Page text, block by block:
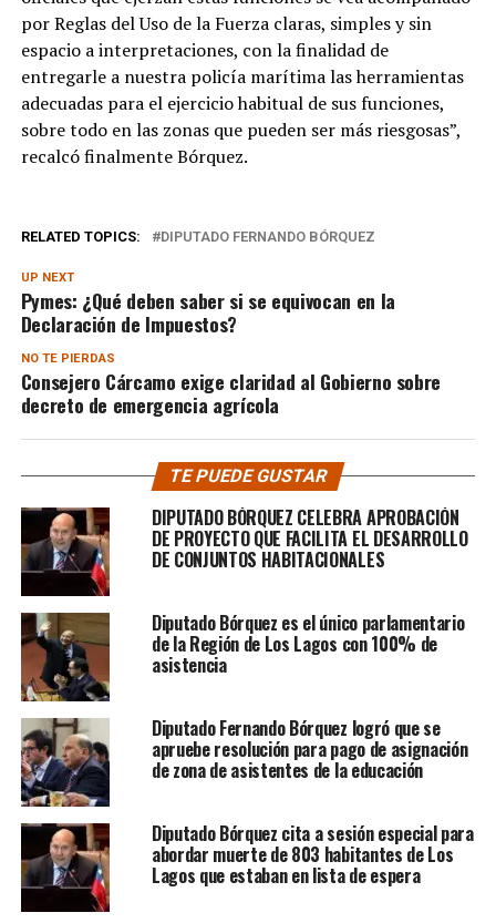
por Reglas del Uso de la Fuerza claras, simples y sin
espacio a interpretaciones, con la finalidad de
entregarle a nuestra policía marítima las herramientas
adecuadas para el ejercicio habitual de sus funciones,
sobre todo en las zonas que pueden ser más riesgosas”,
recalcó finalmente Bórquez.
RELATED TOPICS: DIPUTADO FERNANDO BÓRQUEZ
UP NEXT
Pymes: ¿Qué deben saber si se equivocan en la
Declaración de Impuestos?
NO TE PIERDAS
Consejero Cárcamo exige claridad al Gobierno sobre
decreto de emergencia agrícola
TE PUEDE GUSTAR
DIPUTADO BÓRQUEZ CELEBRA APROBACIÓN
DE PROYECTO QUE FACILITA EL DESARROLLO
DE CONJUNTOS HABITACIONALES
Diputado Bórquez es el único parlamentario
de la Región de Los Lagos con 100% de
asistencia
Diputado Fernando Bórquez logró que se
apruebe resolución para pago de asignación
de zona de asistentes de la educación
Diputado Bórquez cita a sesión especial para
abordar muerte de 803 habitantes de Los
Lagos que estaban en lista de espera